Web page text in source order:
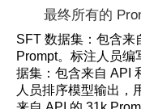
最终所有的
SFT 数据集：包含来
Prompt。标注人员
据集：包含来自 API
人员排序模型输出，